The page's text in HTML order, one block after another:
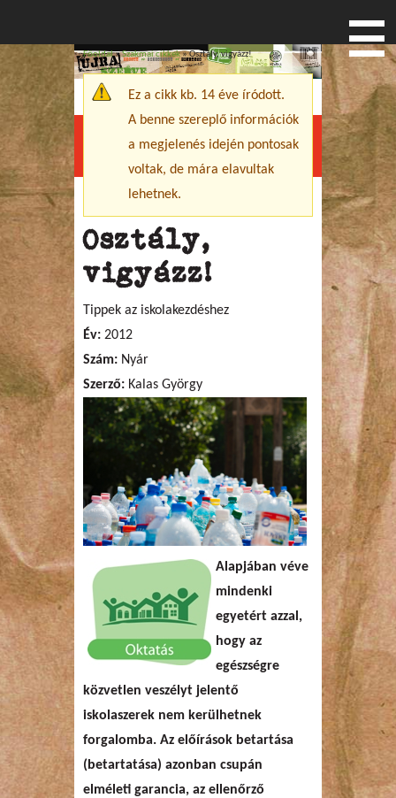
Menu
Jelenlegi hely
Főoldal»Szakmai cikkek» Osztály, vigyázz!
Figyelmeztető üzenet
Ez a cikk kb. 14 éve íródott.
A benne szereplő információk
a megjelenés idején pontosak
voltak, de mára elavultak
lehetnek.
Osztály,
vigyázz!
Tippek az iskolakezdéshez
Év: 2012
Szám: Nyár
Szerző: Kalas György
Alapjában véve
mindenki
egyetért azzal,
hogy az
egészségre
közvetlen veszélyt jelentő
iskolaszerek nem kerülhetnek
forgalomba. Az előírások betartása
(betartatása) azonban csupán
elméleti garancia, az ellenőrző